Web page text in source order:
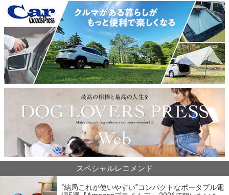
スペシャルレコメンド
“結局これが使いやすい”コンパクトなポータブル電